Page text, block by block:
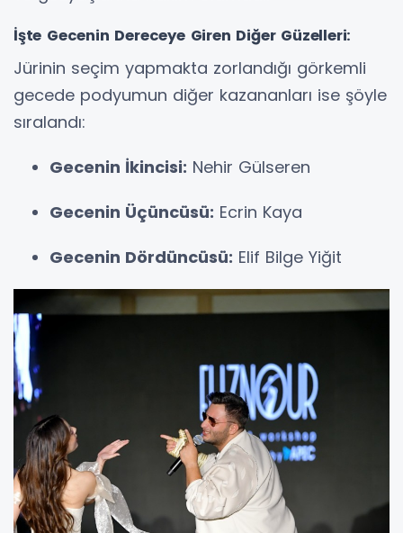
İşte Gecenin Dereceye Giren Diğer Güzelleri:
Jürinin seçim yapmakta zorlandığı görkemli
gecede podyumun diğer kazananları ise şöyle
sıralandı:
Gecenin İkincisi: Nehir Gülseren
Gecenin Üçüncüsü: Ecrin Kaya
Gecenin Dördüncüsü: Elif Bilge Yiğit